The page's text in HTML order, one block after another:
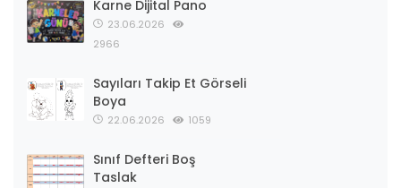
Karne Dijital Pano
23.06.2026
2966
Sayıları Takip Et Görseli
Boya
22.06.2026 1059
Sınıf Defteri Boş
Taslak